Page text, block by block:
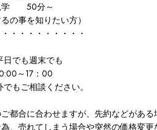
学 50分～
事を知りたい方）
・・・・・・・・・
日でも週末でも
～17：00
もご相談ください。
都合に合わせますが、先約などがある
、売れてしまう場合や突然の価格変